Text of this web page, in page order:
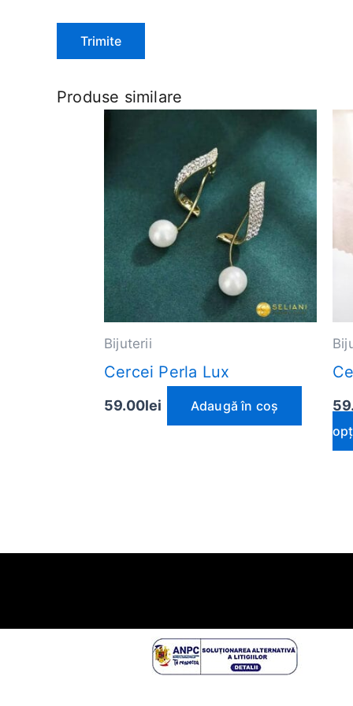
Produse similare
Bijuterii
Cercei Perla Lux
59.00lei Adaugă în coș